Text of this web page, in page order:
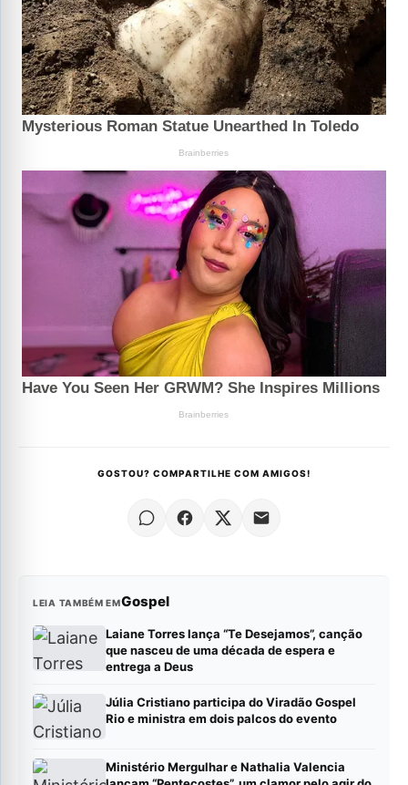
GOSTOU? COMPARTILHE COM AMIGOS!
LEIA TAMBÉM EMGospel
Laiane Torres lança “Te Desejamos”, canção
que nasceu de uma década de espera e
entrega a Deus
Júlia Cristiano participa do Viradão Gospel
Rio e ministra em dois palcos do evento
Ministério Mergulhar e Nathalia Valencia